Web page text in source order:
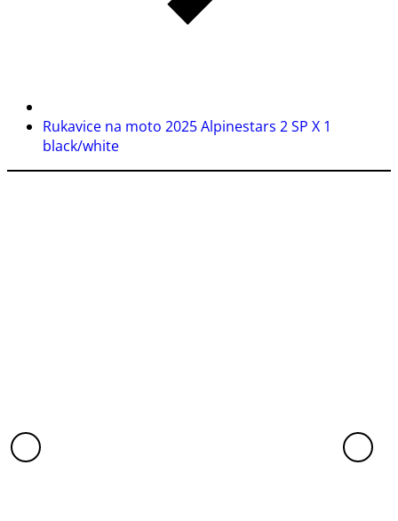
Rukavice na moto 2025 Alpinestars 2 SP X 1
black/white